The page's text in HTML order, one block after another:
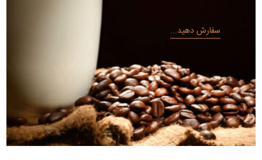
سفارش دهید...